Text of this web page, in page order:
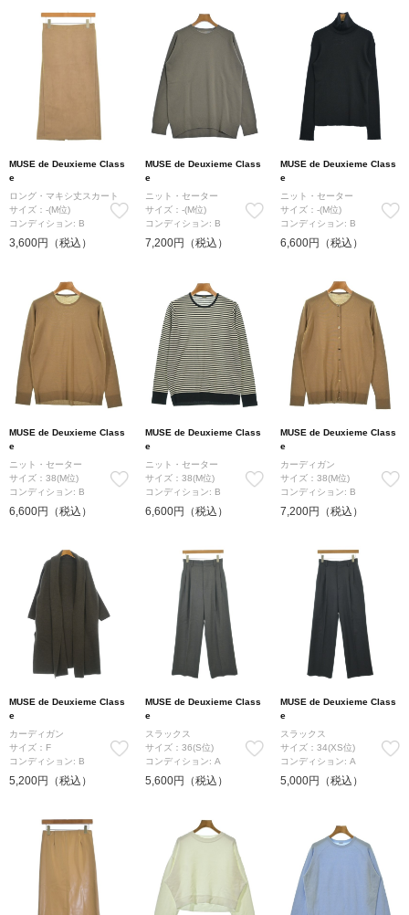
MUSE de Deuxieme Class
e
ロング・マキシ丈スカート
サイズ：-(M位)
コンディション: B
3,600円（税込）
MUSE de Deuxieme Class
e
ニット・セーター
サイズ：-(M位)
コンディション: B
7,200円（税込）
MUSE de Deuxieme Class
e
ニット・セーター
サイズ：-(M位)
コンディション: B
6,600円（税込）
MUSE de Deuxieme Class
e
ニット・セーター
サイズ：38(M位)
コンディション: B
6,600円（税込）
MUSE de Deuxieme Class
e
ニット・セーター
サイズ：38(M位)
コンディション: B
6,600円（税込）
MUSE de Deuxieme Class
e
カーディガン
サイズ：38(M位)
コンディション: B
7,200円（税込）
MUSE de Deuxieme Class
e
カーディガン
サイズ：F
コンディション: B
5,200円（税込）
MUSE de Deuxieme Class
e
スラックス
サイズ：36(S位)
コンディション: A
5,600円（税込）
MUSE de Deuxieme Class
e
スラックス
サイズ：34(XS位)
コンディション: A
5,000円（税込）